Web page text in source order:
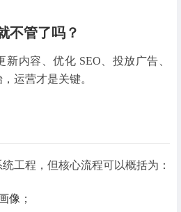
不管了吗？
内容、优化 SEO、投放广告、
运营才是关键。
工程，但核心流程可以概括为：
像；